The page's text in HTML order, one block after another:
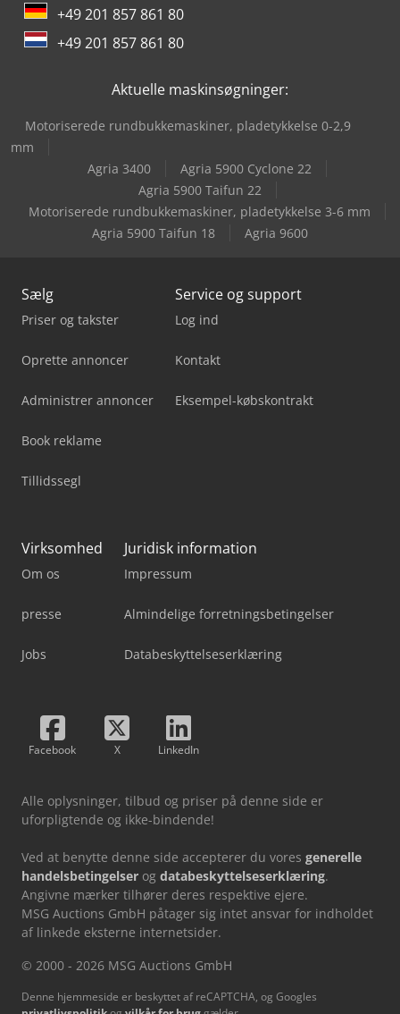
Panhans Bsb 500
Sahinler Hkm 60
Scm Dmc Sd 60
Socomec Sn 600
+49 201 857 861 80
+49 201 857 861 80
Aktuelle maskinsøgninger:
Motoriserede rundbukkemaskiner, pladetykkelse 0-2,9
mm
Agria 3400
Agria 5900 Cyclone 22
Agria 5900 Taifun 22
Motoriserede rundbukkemaskiner, pladetykkelse 3-6 mm
Agria 5900 Taifun 18
Agria 9600
Sælg
Priser og takster
Oprette annoncer
Administrer annoncer
Book reklame
Tillidssegl
Service og support
Log ind
Kontakt
Eksempel-købskontrakt
Virksomhed
Om os
presse
Jobs
Juridisk information
Impressum
Almindelige forretningsbetingelser
Databeskyttelseserklæring
Facebook X LinkedIn
Alle oplysninger, tilbud og priser på denne side er
uforpligtende og ikke-bindende!
Ved at benytte denne side accepterer du vores generelle
handelsbetingelser og databeskyttelseserklæring.
Angivne mærker tilhører deres respektive ejere.
MSG Auctions GmbH påtager sig intet ansvar for indholdet
af linkede eksterne internetsider.
© 2000 - 2026 MSG Auctions GmbH
Denne hjemmeside er beskyttet af reCAPTCHA, og Googles